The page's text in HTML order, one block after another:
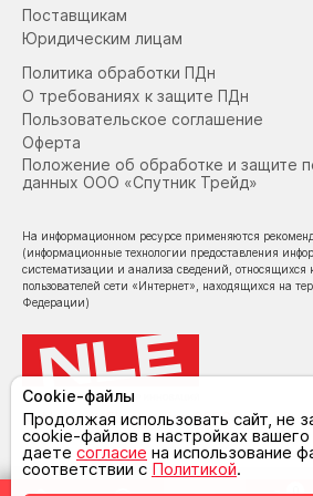
Поставщикам
Юридическим лицам
Политика обработки ПДн
О требованиях к защите ПДн
Пользовательское соглашение
Оферта
Положение об обработке и защите
данных ООО «Спутник Трейд»
© NoLimit Electronics 2026
На информационном ресурсе применяются
(информационные технологии предоставления
систематизации и анализа сведений, относящихся
пользователей сети «Интернет», находящихся на
Федерации)
Cookie-файлы
Продолжая использовать сайт, не
cookie-файлов в настройках
даете согласие на использование
соответствии с Политикой.